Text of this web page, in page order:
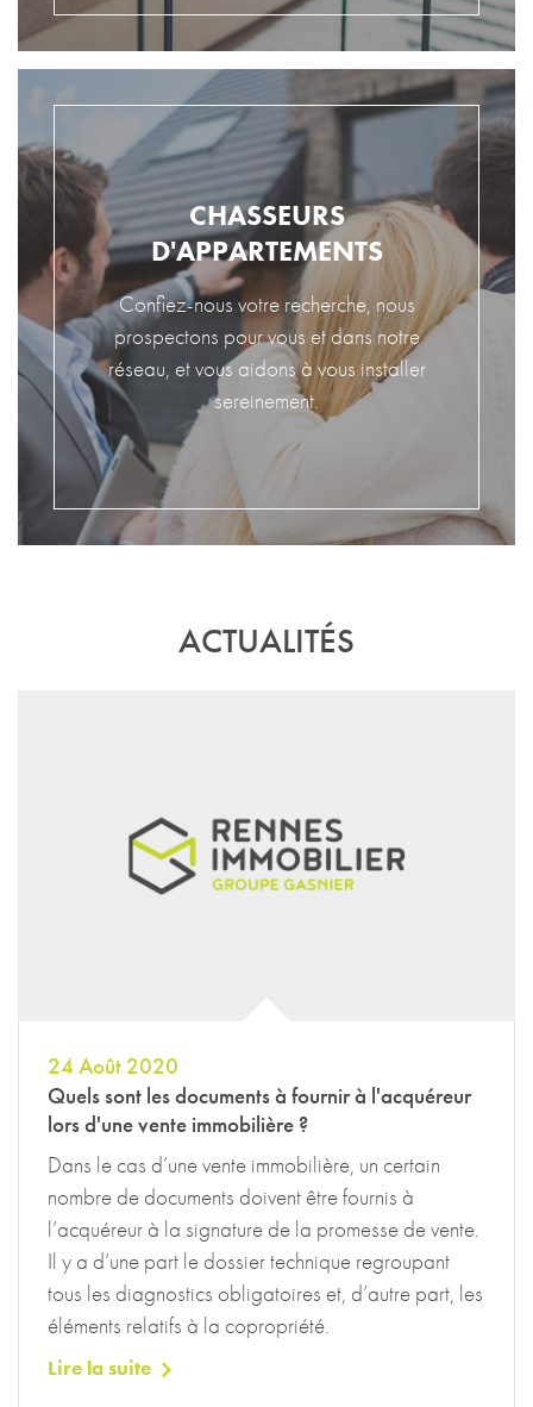
CHASSEURS
D'APPARTEMENTS
Confiez-nous votre recherche, nous
prospectons pour vous et dans notre
réseau, et vous aidons à vous installer
sereinement.
ACTUALITÉS
24 Août 2020
Quels sont les documents à fournir à l'acquéreur
lors d'une vente immobilière ?
Dans le cas d’une vente immobilière, un certain
nombre de documents doivent être fournis à
l’acquéreur à la signature de la promesse de vente.
Il y a d’une part le dossier technique regroupant
tous les diagnostics obligatoires et, d’autre part, les
éléments relatifs à la copropriété.
Lire la suite